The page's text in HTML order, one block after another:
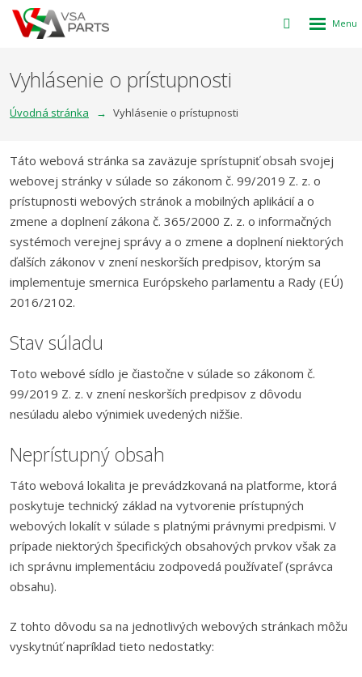
Vyhledávání
Rozbalení
Vyhlásenie o prístupnosti
Úvodná stránka Vyhlásenie o prístupnosti
Táto webová stránka sa zaväzuje sprístupniť obsah svojej
webovej stránky v súlade so zákonom č. 99/2019 Z. z. o
prístupnosti webových stránok a mobilných aplikácií a o
zmene a doplnení zákona č. 365/2000 Z. z. o informačných
systémoch verejnej správy a o zmene a doplnení niektorých
ďalších zákonov v znení neskorších predpisov, ktorým sa
implementuje smernica Európskeho parlamentu a Rady (EÚ)
2016/2102.
Stav súladu
Toto webové sídlo je čiastočne v súlade so zákonom č.
99/2019 Z. z. v znení neskorších predpisov z dôvodu
nesúladu alebo výnimiek uvedených nižšie.
Neprístupný obsah
Táto webová lokalita je prevádzkovaná na platforme, ktorá
poskytuje technický základ na vytvorenie prístupných
webových lokalít v súlade s platnými právnymi predpismi. V
prípade niektorých špecifických obsahových prvkov však za
ich správnu implementáciu zodpovedá používateľ (správca
obsahu).
Z tohto dôvodu sa na jednotlivých webových stránkach môžu
vyskytnúť napríklad tieto nedostatky: